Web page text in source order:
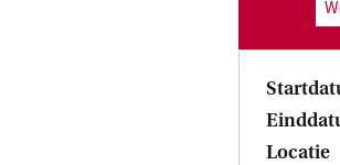
Locatie